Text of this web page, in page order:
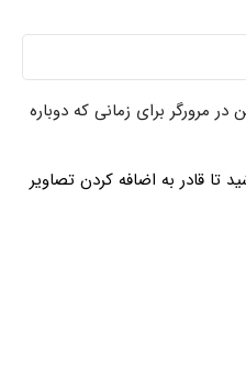
مرورگر برای زمانی که دوباره
تا قادر به اضافه کردن تصاویر